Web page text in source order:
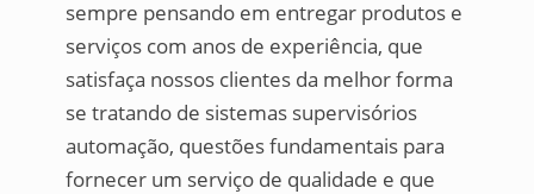
sempre pensando em entregar produtos e
serviços com anos de experiência, que
satisfaça nossos clientes da melhor forma
se tratando de sistemas supervisórios
automação, questões fundamentais para
fornecer um serviço de qualidade e que